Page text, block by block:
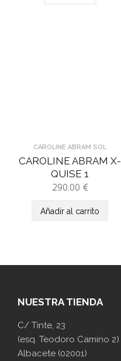
CAROLINE ABRAM SOL
CAROLINE ABRAM X-
QUISE 1
290.00 €
Añadir al carrito
NUESTRA TIENDA
C/ Tinte, 23
(esq. Teodoro Camino 2)
Albacete (02001)